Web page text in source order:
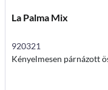
La Palma Mix
920321
Kényelmesen párnázott